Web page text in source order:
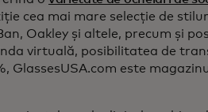
cea mai mare selecție de
Oakley și altele, precum și
virtuală, posibilitatea de
GlassesUSA.com este